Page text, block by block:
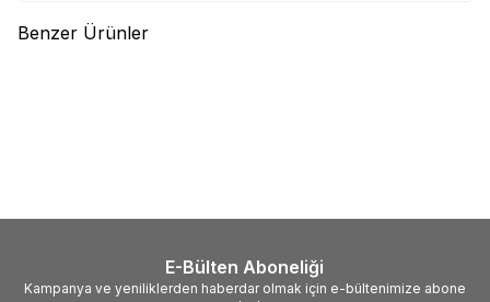
Benzer Ürünler
E-Bülten Aboneliği
Kampanya ve yeniliklerden haberdar olmak için e-bültenimize abone